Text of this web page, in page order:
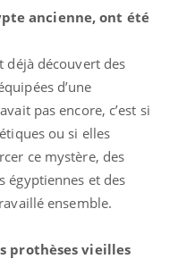
ancienne, ont été
déjà découvert des
d’une
pas encore, c’est si
ou si elles
ce mystère, des
égyptiennes et des
ensemble.
prothèses vieilles